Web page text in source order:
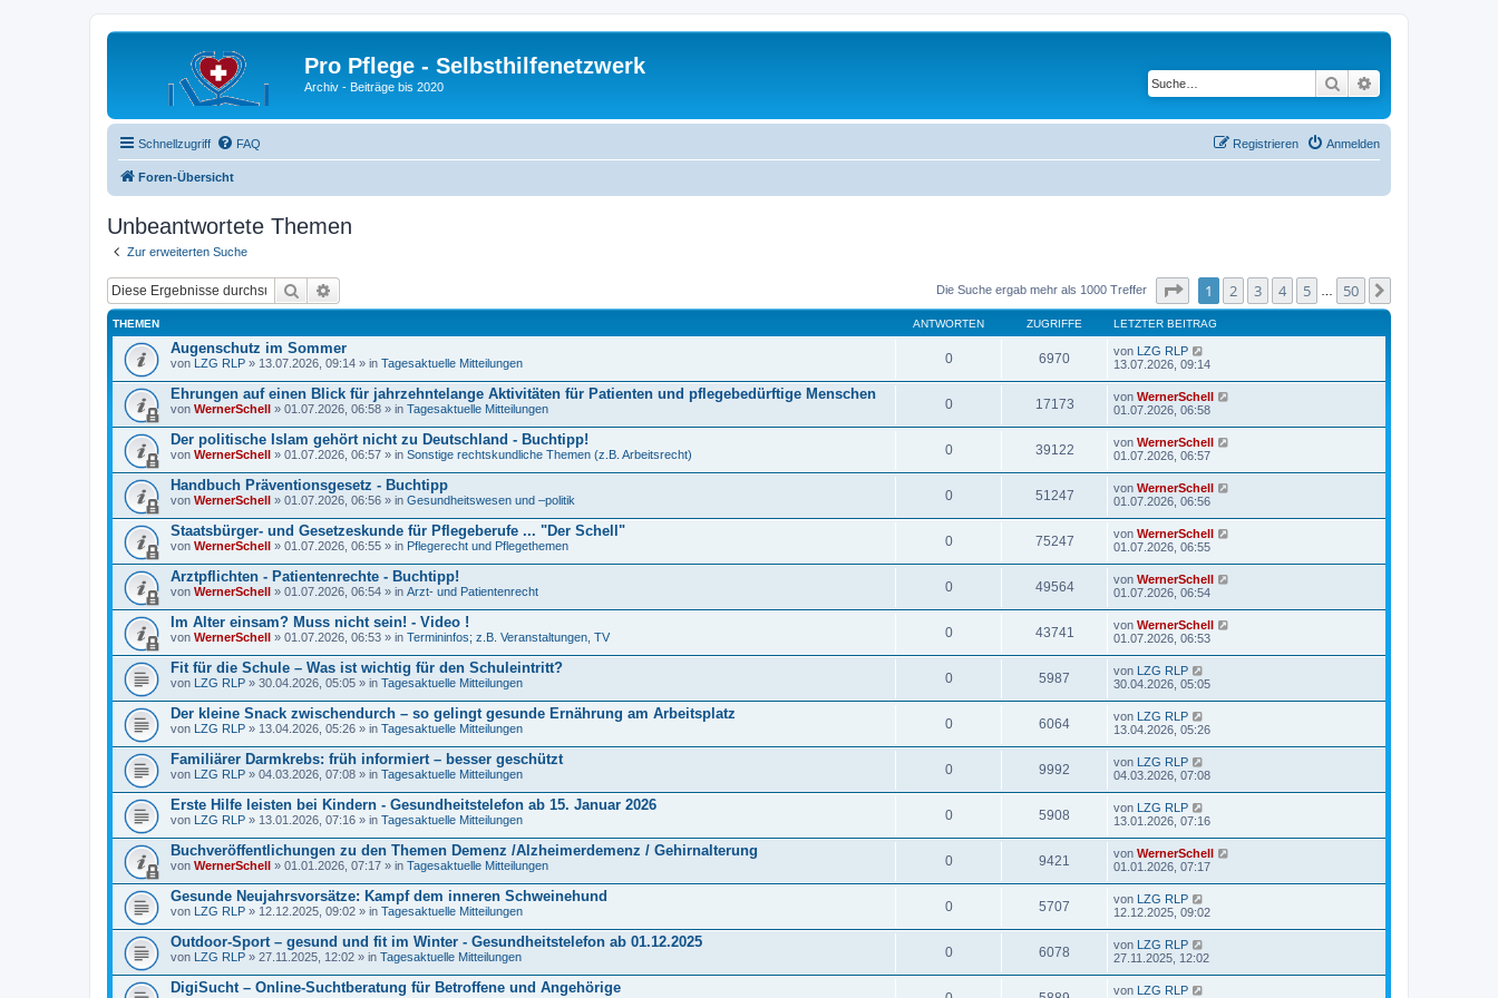
Pro Pflege - Selbsthilfenetzwerk
Archiv - Beiträge bis 2020 Suche
Schnellzugriff FAQ Anmelden
Registrieren
Foren-Übersicht
Unbeantwortete Themen
Zur erweiterten Suche
Suche Die Suche ergab mehr als 1000 Treffer Seite von50
1 2 3 4 5 50
THEMEN ANTWORTEN ZUGRIFFE LETZTER BEITRAG
Augenschutz im Sommer
von LZG RLP » 13.07.2026, 09:14 » in Tagesaktuelle Mitteilungen 0 6970 von LZG RLP
13.07.2026, 09:14
Ehrungen auf einen Blick für jahrzehntelange Aktivitäten für Patienten und pflegebedürftige Menschen
von WernerSchell » 01.07.2026, 06:58 » in Tagesaktuelle Mitteilungen 0 17173 von WernerSchell
01.07.2026, 06:58
Der politische Islam gehört nicht zu Deutschland - Buchtipp!
von WernerSchell » 01.07.2026, 06:57 » in Sonstige rechtskundliche Themen (z.B. Arbeitsrecht) 0 39122 von WernerSchell
01.07.2026, 06:57
Handbuch Präventionsgesetz - Buchtipp
von WernerSchell » 01.07.2026, 06:56 » in Gesundheitswesen und –politik 0 51247 von WernerSchell
01.07.2026, 06:56
Staatsbürger- und Gesetzeskunde für Pflegeberufe ... "Der Schell"
von WernerSchell » 01.07.2026, 06:55 » in Pflegerecht und Pflegethemen 0 75247 von WernerSchell
01.07.2026, 06:55
Arztpflichten - Patientenrechte - Buchtipp!
von WernerSchell » 01.07.2026, 06:54 » in Arzt- und Patientenrecht 0 49564 von WernerSchell
01.07.2026, 06:54
Im Alter einsam? Muss nicht sein! - Video !
von WernerSchell » 01.07.2026, 06:53 » in Termininfos; z.B. Veranstaltungen, TV 0 43741 von WernerSchell
01.07.2026, 06:53
Fit für die Schule – Was ist wichtig für den Schuleintritt?
von LZG RLP » 30.04.2026, 05:05 » in Tagesaktuelle Mitteilungen 0 5987 von LZG RLP
30.04.2026, 05:05
Der kleine Snack zwischendurch – so gelingt gesunde Ernährung am Arbeitsplatz
von LZG RLP » 13.04.2026, 05:26 » in Tagesaktuelle Mitteilungen 0 6064 von LZG RLP
13.04.2026, 05:26
Familiärer Darmkrebs: früh informiert – besser geschützt
von LZG RLP » 04.03.2026, 07:08 » in Tagesaktuelle Mitteilungen 0 9992 von LZG RLP
04.03.2026, 07:08
Erste Hilfe leisten bei Kindern - Gesundheitstelefon ab 15. Januar 2026
von LZG RLP » 13.01.2026, 07:16 » in Tagesaktuelle Mitteilungen 0 5908 von LZG RLP
13.01.2026, 07:16
Buchveröffentlichungen zu den Themen Demenz /Alzheimerdemenz / Gehirnalterung
von WernerSchell » 01.01.2026, 07:17 » in Tagesaktuelle Mitteilungen 0 9421 von WernerSchell
01.01.2026, 07:17
Gesunde Neujahrsvorsätze: Kampf dem inneren Schweinehund
von LZG RLP » 12.12.2025, 09:02 » in Tagesaktuelle Mitteilungen 0 5707 von LZG RLP
12.12.2025, 09:02
Outdoor-Sport – gesund und fit im Winter - Gesundheitstelefon ab 01.12.2025
von LZG RLP » 27.11.2025, 12:02 » in Tagesaktuelle Mitteilungen 0 6078 von LZG RLP
27.11.2025, 12:02
DigiSucht – Online-Suchtberatung für Betroffene und Angehörige von LZG RLP